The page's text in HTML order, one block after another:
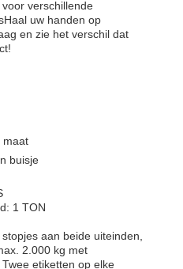
verschillende
uw handen op
en zie het verschil dat
maat
buisje
1 TON
aan beide uiteinden,
2.000 kg met
etiketten op elke